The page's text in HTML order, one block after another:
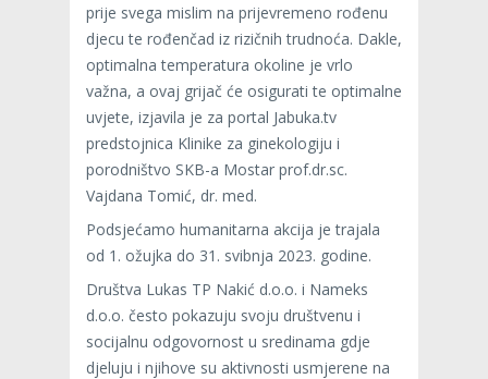
prije svega mislim na prijevremeno rođenu
djecu te rođenčad iz rizičnih trudnoća. Dakle,
optimalna temperatura okoline je vrlo
važna, a ovaj grijač će osigurati te optimalne
uvjete, izjavila je za portal Jabuka.tv
predstojnica Klinike za ginekologiju i
porodništvo SKB-a Mostar prof.dr.sc.
Vajdana Tomić, dr. med.
Podsjećamo humanitarna akcija je trajala
od 1. ožujka do 31. svibnja 2023. godine.
Društva Lukas TP Nakić d.o.o. i Nameks
d.o.o. često pokazuju svoju društvenu i
socijalnu odgovornost u sredinama gdje
djeluju i njihove su aktivnosti usmjerene na